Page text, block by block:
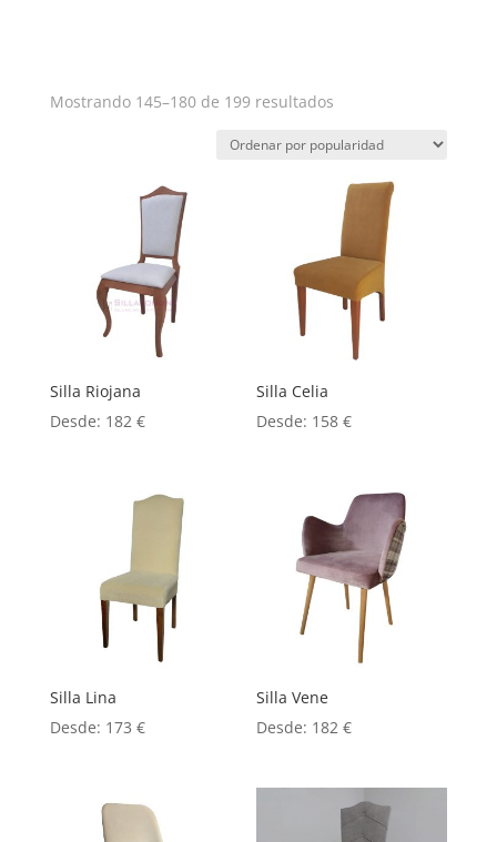
Mostrando 145–180 de 199 resultadosOrdenado
popularidad
Silla Riojana
Desde: 182 €
Silla Celia
Desde: 158€
Silla Lina
Desde: 173 €
Silla Vene
Desde: 182€